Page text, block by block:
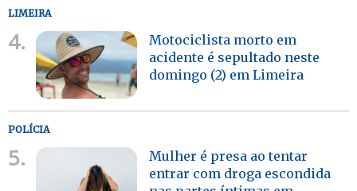
LIMEIRA
4.
Motociclista morto em
acidente é sepultado neste
domingo (2) em Limeira
POLÍCIA
5.
Mulher é presa ao tentar
entrar com droga escondida